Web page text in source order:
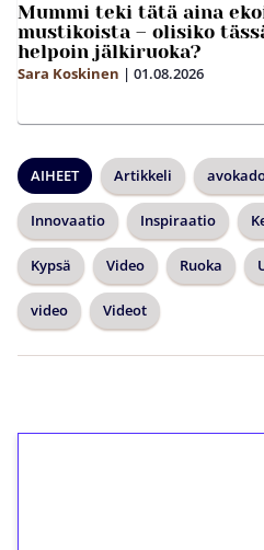
Mummi teki tätä aina
mustikoista – olisiko
helpoin jälkiruoka?
Sara Koskinen | 01.08.2026
AIHEET Artikkeli
Innovaatio Inspiraatio
Kypsä Video Ruoka
video Videot